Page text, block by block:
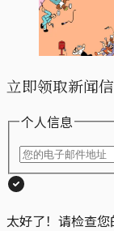
立即领取新闻信
个人信息
太好了！请检查您